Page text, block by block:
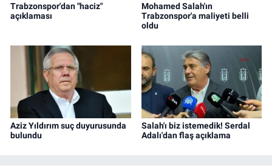
Trabzonspor'dan "haciz"
açıklaması
Mohamed Salah'ın
Trabzonspor'a maliyeti belli
oldu
Aziz Yıldırım suç duyurusunda
bulundu
Salah'ı biz istemedik! Serdal
Adalı'dan flaş açıklama